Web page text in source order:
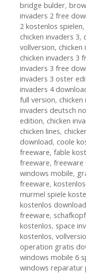
bridge bulder,
invaders 2 free
2 kostenlos spielen,
chicken invaders 3,
vollversion, chicken
chicken invaders 3
invaders 3 free
invaders 3 oster
invaders 4
full version, chicken
invaders deutsch
edition, chicken
chicken lines,
download, coole
freeware, fable
freeware, freeware
windows mobile,
freeware,
murmel spiele
kostenlos
freeware,
kostenlos, space
kostenlos,
operation gratis
windows mobile 6
windows reparatur